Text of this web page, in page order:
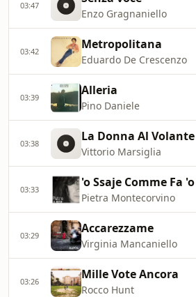
03:47
Enzo Gragnaniello
03:42 Metropolitana
Eduardo De Crescenzo
03:39 Alleria
Pino Daniele
03:38 La Donna Al Volante
Vittorio Marsiglia
03:33 'o Ssaje Comme Fa
Pietra Montecorvino
03:29 Accarezzame
Virginia Mancaniello
03:26 Mille Vote Ancora
Rocco Hunt